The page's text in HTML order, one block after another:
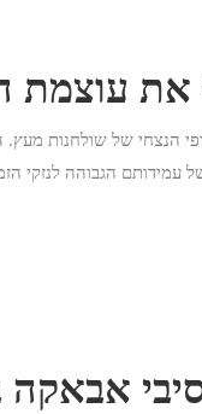
את עוצמת
הנצחי של שולחנות מעץ.
הגבוהה לנזקי
אבאקה